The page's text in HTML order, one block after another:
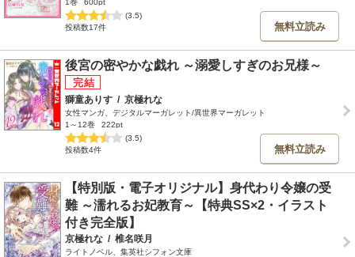
1巻
600pt
(3.5)
投稿数17件
無料立読み
後宮の密やかな戯れ ～溺愛しすぎのお兄様～
獅童ありす / 京極れな
女性マンガ、デジタルマーガレット/異世界マーガレット
1～12巻
222pt
(3.5)
投稿数4件
無料立読み
【特別版・電子オリジナル】身代わり令嬢の受
難 ～濡れるお妃教育～【特典SS×2・イラスト
付き完全版】
京極れな / 椎名咲月
ライトノベル、集英社シフォン文庫